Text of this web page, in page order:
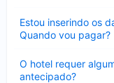
Estou inserindo os
Quando vou pagar?
O hotel requer
antecipado?